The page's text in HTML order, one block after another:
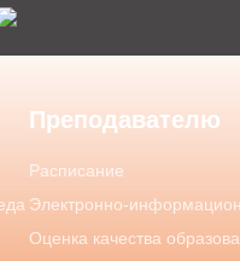
Преподавателю
Расписание
Электронно-
Оценка качества